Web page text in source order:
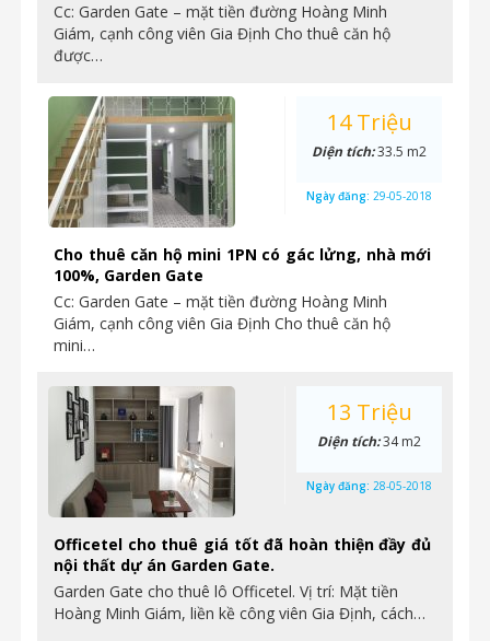
Cc: Garden Gate – mặt tiền đường Hoàng Minh
Giám, cạnh công viên Gia Định Cho thuê căn hộ
được…
Cho thuê căn hộ mini 1PN có gác lửng, nhà mới
100%, Garden Gate
Cc: Garden Gate – mặt tiền đường Hoàng Minh
Giám, cạnh công viên Gia Định Cho thuê căn hộ
mini…
14 Triệu
Diện tích:33.5 m2
Ngày đăng: 29-05-2018
Officetel cho thuê giá tốt đã hoàn thiện đầy đủ
nội thất dự án Garden Gate.
Garden Gate cho thuê lô Officetel. Vị trí: Mặt tiền
Hoàng Minh Giám, liền kề công viên Gia Định, cách…
13 Triệu
Diện tích:34 m2
Ngày đăng: 28-05-2018